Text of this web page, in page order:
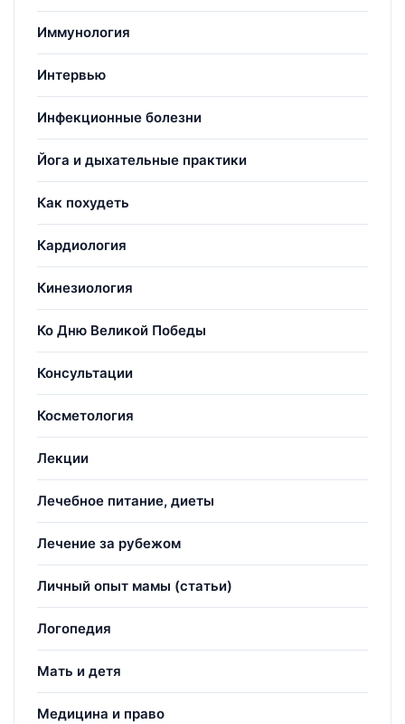
Иммунология
Интервью
Инфекционные болезни
Йога и дыхательные практики
Как похудеть
Кардиология
Кинезиология
Ко Дню Великой Победы
Консультации
Косметология
Лекции
Лечебное питание, диеты
Лечение за рубежом
Личный опыт мамы (статьи)
Логопедия
Мать и детя
Медицина и право